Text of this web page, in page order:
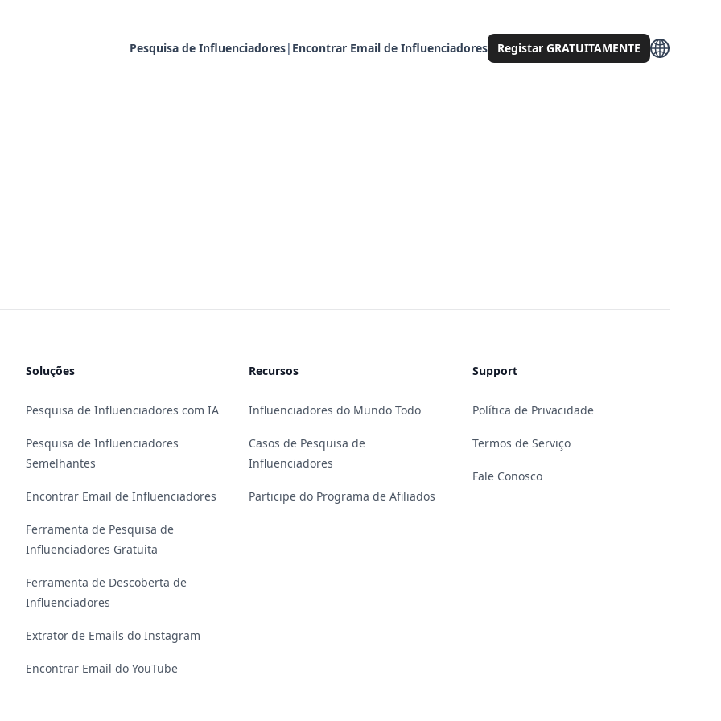
Pesquisa de Influenciadores| Encontrar Email de Influenciadores Registar GRATUITAMENTE
Soluções
Pesquisa de Influenciadores com IA
Pesquisa de Influenciadores
Semelhantes
Encontrar Email de Influenciadores
Ferramenta de Pesquisa de
Influenciadores Gratuita
Ferramenta de Descoberta de
Influenciadores
Extrator de Emails do Instagram
Encontrar Email do YouTube
Recursos
Influenciadores do Mundo Todo
Casos de Pesquisa de
Influenciadores
Participe do Programa de Afiliados
Support
Política de Privacidade
Termos de Serviço
Fale Conosco